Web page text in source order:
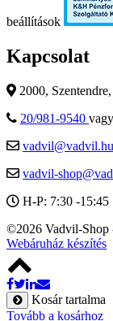
beállítások
Kapcsolat
2000,
20/981-9540 vagy
vadvil@vadvil.hu
vadvil-
H-P: 7:30 -15:45
©2026 Vadvil-Shop
Webáruház készítés
Kosár tartalma
Tovább a kosárhoz